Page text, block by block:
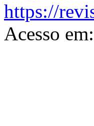
https://
Acesso